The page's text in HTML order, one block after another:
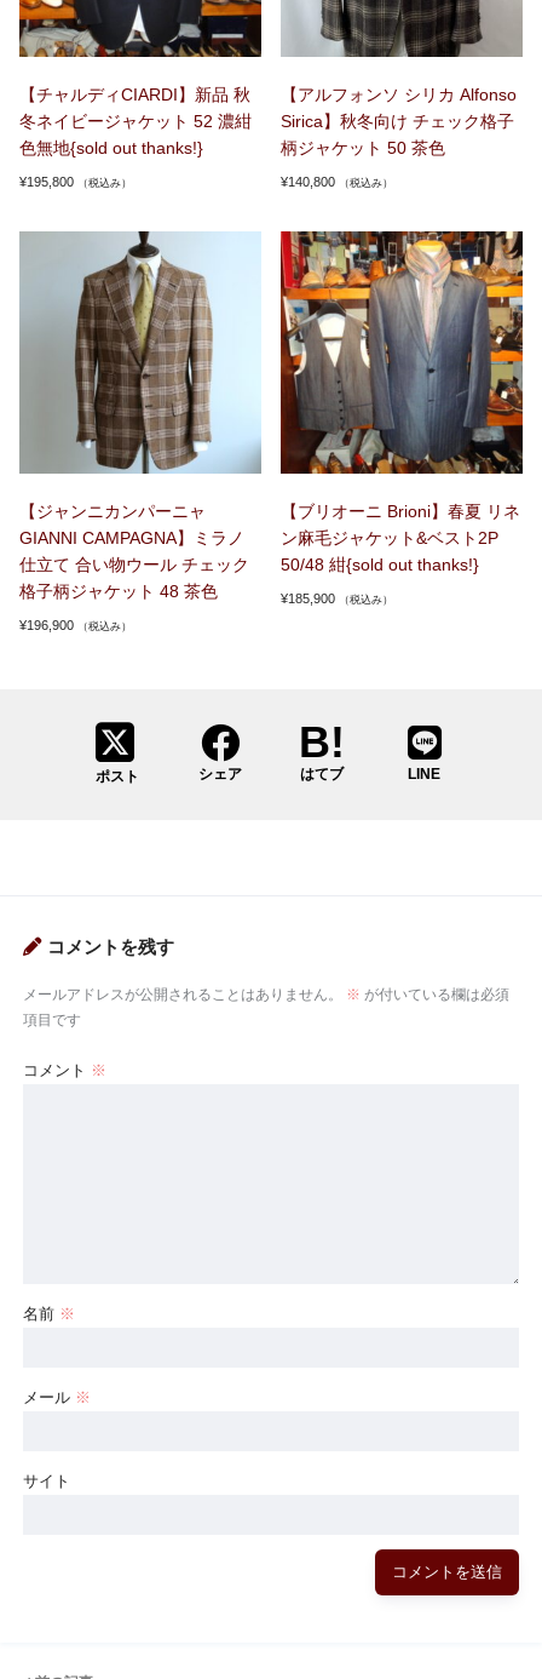
【チャルディCIARDI】新品 秋
冬ネイビージャケット 52 濃紺
色無地{sold out thanks!}
¥195,800 （税込み）
【アルフォンソ シリカ Alfonso
Sirica】秋冬向け チェック格子
柄ジャケット 50 茶色
¥140,800 （税込み）
【ジャンニカンパーニャ
GIANNI CAMPAGNA】ミラノ
仕立て 合い物ウール チェック
格子柄ジャケット 48 茶色
¥196,900 （税込み）
【ブリオーニ Brioni】春夏 リネ
ン麻毛ジャケット&ベスト2P
50/48 紺{sold out thanks!}
¥185,900 （税込み）
ポスト シェア はてブ LINE
コメントを残す
メールアドレスが公開されることはありません。 ※ が付いている欄は必須
項目です
コメント ※
名前 ※
メール ※
サイト